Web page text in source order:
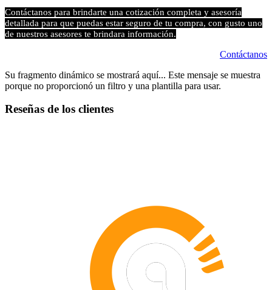
Contáctanos para brindarte una cotización completa y asesoría
detallada para que puedas estar seguro de tu compra, con gusto uno
de nuestros asesores te brindara información.
Contáctanos
Su fragmento dinámico se mostrará aquí... Este mensaje se muestra
porque no proporcionó un filtro y una plantilla para usar.
Reseñas de los clientes